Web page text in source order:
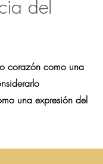
del
corazón como una
una expresión del